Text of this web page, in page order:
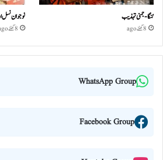
گنگا-جمنی تہذیب
8 گھنٹے ago
نوجوان نسل
8 گھنٹے ago
WhatsApp Group
Facebook Group